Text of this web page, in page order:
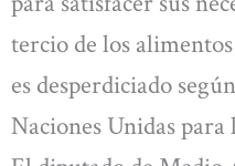
tercio de los
es desperdiciado
Naciones Unidas